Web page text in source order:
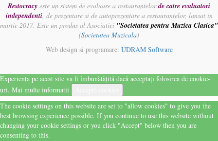
Restocracy este un sistem de evaluare a restaurantelorde catre evaluatori
independenti, de prezentare si de autoprezentare a restaurantelor, lansat in
martie 2017. Este un produs al Asociatiei "Societatea pentru Muzica Clasica"
(Societatea Muzicala)
Web design si programare: UDRAM Software
Experiența pe acest site va fi îmbunătățită dacă acceptați folosirea de cookie-
uri. Mai multe informatii
The cookie settings on this website are set to "allow cookies" to give you the
best browsing experience possible. If you continue to use this website without
changing your cookie settings or you click "Accept" below then you are
consenting to this.